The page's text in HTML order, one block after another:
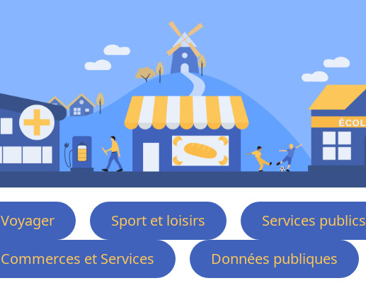
Voyager Sport et loisirs Services publics
Commerces et Services
Données publiques